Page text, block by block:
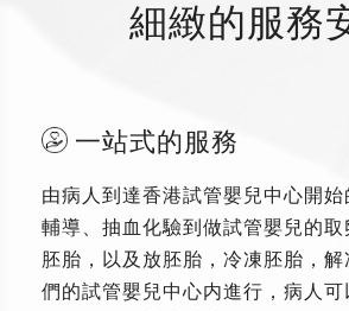
細緻的服務
一站式的服務
由病人到達香港試管嬰兒中心開始
輔導、抽血化驗到做試管嬰兒的取
胚胎，以及放胚胎，冷凍胚胎，
們的試管嬰兒中心内進行，病人可